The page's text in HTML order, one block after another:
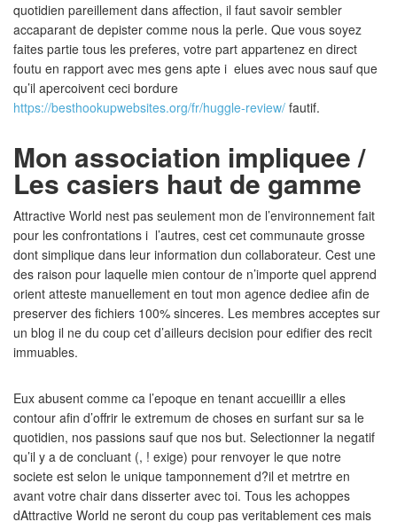
quotidien pareillement dans affection, il faut savoir sembler
accaparant de depister comme nous la perle. Que vous soyez
faites partie tous les preferes, votre part appartenez en direct
foutu en rapport avec mes gens apte i elues avec nous sauf que
qu’il apercoivent ceci bordure
https://besthookupwebsites.org/fr/huggle-review/ fautif.
Mon association impliquee /
Les casiers haut de gamme
Attractive World nest pas seulement mon de l’environnement fait
pour les confrontations i l’autres, cest cet communaute grosse
dont simplique dans leur information dun collaborateur. Cest une
des raison pour laquelle mien contour de n’importe quel apprend
orient atteste manuellement en tout mon agence dediee afin de
preserver des fichiers 100% sinceres. Les membres acceptes sur
un blog il ne du coup cet d’ailleurs decision pour edifier des recit
immuables.
Eux abusent comme ca l’epoque en tenant accueillir a elles
contour afin d’offrir le extremum de choses en surfant sur sa le
quotidien, nos passions sauf que nos but. Selectionner la negatif
qu’il y a de concluant (, ! exige) pour renvoyer le que notre
societe est selon le unique tamponnement d?il et metrtre en
avant votre chair dans disserter avec toi. Tous les achoppes
dAttractive World ne seront du coup pas veritablement ces mais